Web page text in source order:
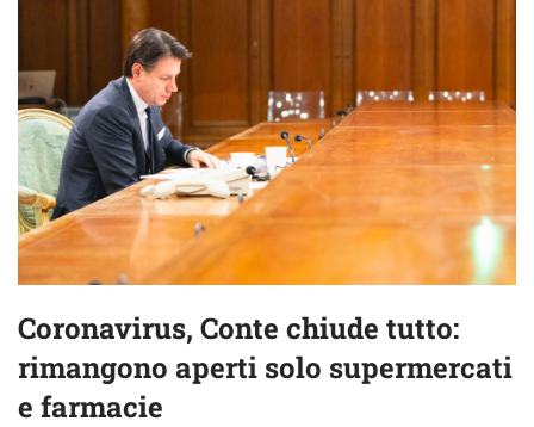
Coronavirus, Conte chiude tutto:
rimangono aperti solo supermercati
e farmacie